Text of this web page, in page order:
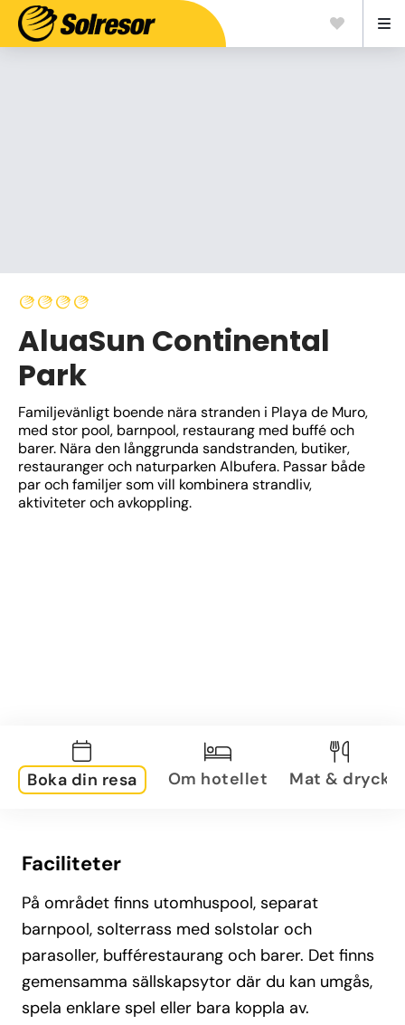
AluaSun Continental
Park
Familjevänligt boende nära stranden i Playa de Muro,
med stor pool, barnpool, restaurang med buffé och
barer. Nära den långgrunda sandstranden, butiker,
restauranger och naturparken Albufera. Passar både
par och familjer som vill kombinera strandliv,
aktiviteter och avkoppling.
Boka din resa Om hotellet Mat & dryck
Faciliteter
På området finns utomhuspool, separat
barnpool, solterrass med solstolar och
parasoller, bufférestaurang och barer. Det finns
gemensamma sällskapsytor där du kan umgås,
spela enklare spel eller bara koppla av.